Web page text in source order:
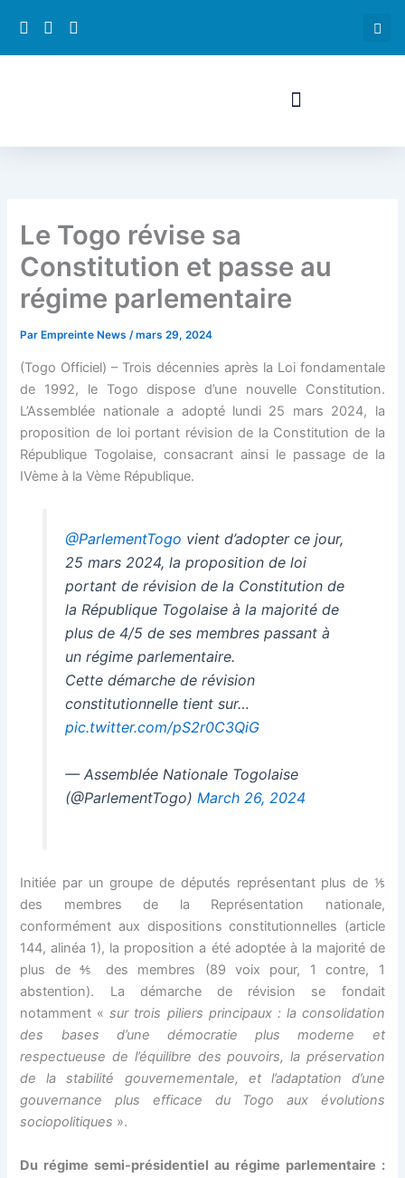
panel
panel
panel
panel
Panel
panel
panel
Panel
panel
contenu
Le Togo révise sa
Constitution et passe au
régime parlementaire
Par Empreinte News/mars 29, 2024
(Togo Officiel) – Trois décennies après la Loi fondamentale
de 1992, le Togo dispose d’une nouvelle Constitution.
L’Assemblée nationale a adopté lundi 25 mars 2024, la
proposition de loi portant révision de la Constitution de la
République Togolaise, consacrant ainsi le passage de la
IVème à la Vème République.
@ParlementTogo vient d’adopter ce jour,
25 mars 2024, la proposition de loi
portant de révision de la Constitution de
la République Togolaise à la majorité de
plus de 4/5 de ses membres passant à
un régime parlementaire.
Cette démarche de révision
constitutionnelle tient sur…
pic.twitter.com/pS2r0C3QiG
— Assemblée Nationale Togolaise
(@ParlementTogo) March 26, 2024
Initiée par un groupe de députés représentant plus de ⅕
des membres de la Représentation nationale,
conformément aux dispositions constitutionnelles (article
144, alinéa 1), la proposition a été adoptée à la majorité de
plus de ⅘ des membres (89 voix pour, 1 contre, 1
abstention). La démarche de révision se fondait
notamment «sur trois piliers principaux : la consolidation
des bases d’une démocratie plus moderne et
respectueuse de l’équilibre des pouvoirs, la préservation
de la stabilité gouvernementale, et l’adaptation d’une
gouvernance plus efficace du Togo aux évolutions
sociopolitiques ».
Du régime semi-présidentiel au régime parlementaire :